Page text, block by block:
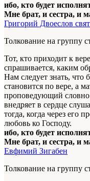
ибо, кто будет
Мне брат, и сестра, и
Григорий Двоеслов
Толкование на группу
Тот, кто приходит к
спрашивается, каким
Нам следует знать, что
становится по вере, а
проповедующий словно
внедряет в сердце
тогда, когда через его
любовь ко Господу.
ибо, кто будет
Мне брат, и сестра, и
Евфимий Зигабен
Толкование на группу